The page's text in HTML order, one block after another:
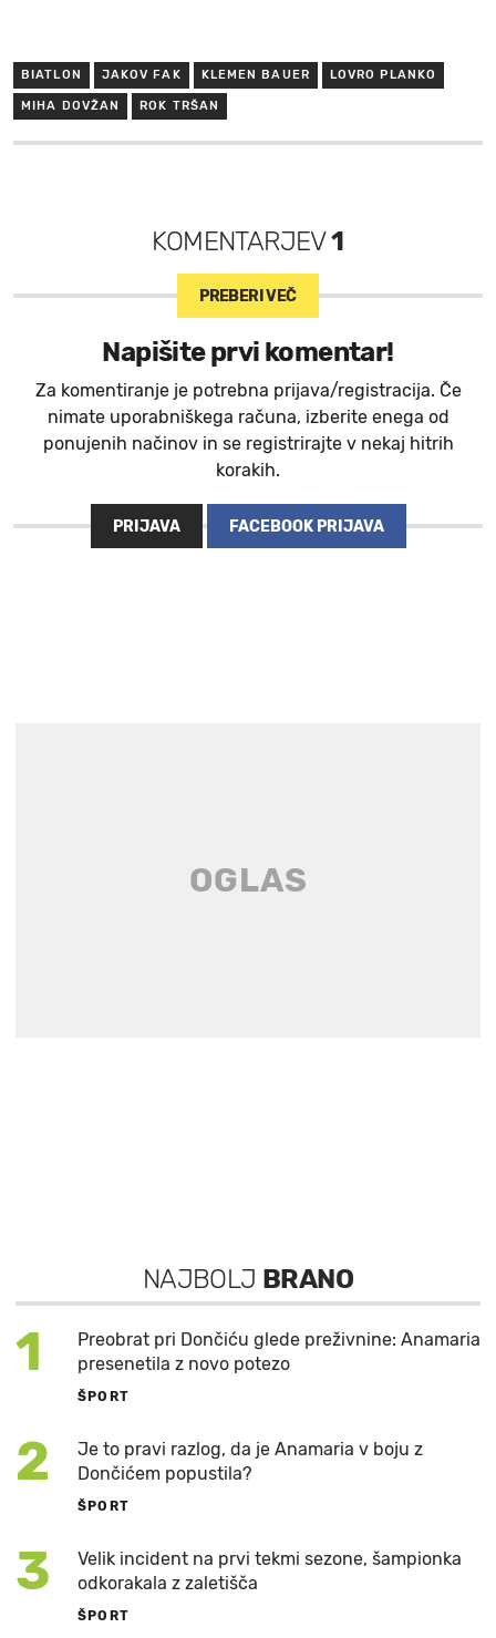
BIATLON JAKOV FAK KLEMEN BAUER LOVRO PLANKO
MIHA DOVŽAN ROK TRŠAN
KOMENTARJEV1
PREBERI VEČ
Napišite prvi komentar!
Za komentiranje je potrebna prijava/registracija. Če
nimate uporabniškega računa, izberite enega od
ponujenih načinov in se registrirajte v nekaj hitrih
korakih.
PRIJAVA FACEBOOK PRIJAVA
NAJBOLJ BRANO
1
Preobrat pri Dončiću glede preživnine: Anamaria
presenetila z novo potezo
ŠPORT
2
Je to pravi razlog, da je Anamaria v boju z
Dončićem popustila?
ŠPORT
3
Velik incident na prvi tekmi sezone, šampionka
odkorakala z zaletišča
ŠPORT